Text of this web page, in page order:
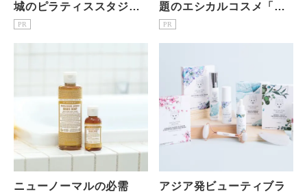
城のピラティススタジオ7
選｜初心者・女性専用を
PR
題のエシカルコスメ「ジ
ョジョブル」で潤いケア
PR
ニューノーマルの必需
アジア発ビューティブラ